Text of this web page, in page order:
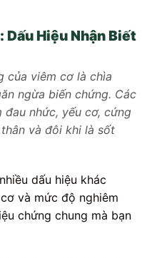
Hiệu Nhận Biết
của viêm cơ là chìa
ngừa biến chứng. Các
nhức, yếu cơ, cứng
và đôi khi là sốt
dấu hiệu khác
và mức độ nghiêm
chứng chung mà bạn